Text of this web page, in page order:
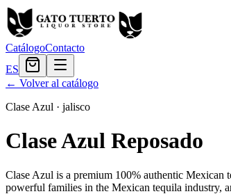
CatálogoContacto
ES
← Volver al catálogo
Clase Azul · jalisco
Clase Azul Reposado
Clase Azul is a premium 100% authentic Mexican
powerful families in the Mexican tequila industry,